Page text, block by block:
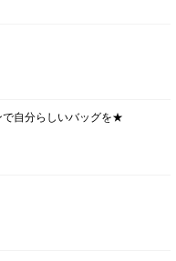
で自分らしいバッグを★